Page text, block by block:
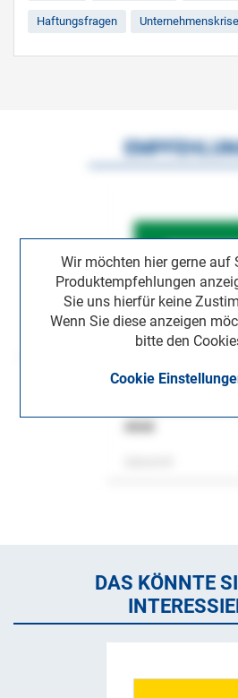
Haftungsfragen Unternehmenskrise
Wir möchten hier gerne auf
Produktempfehlungen
Sie uns hierfür keine
Wenn Sie diese anzeigen
bitte den
Cookie
DAS KÖNNTE